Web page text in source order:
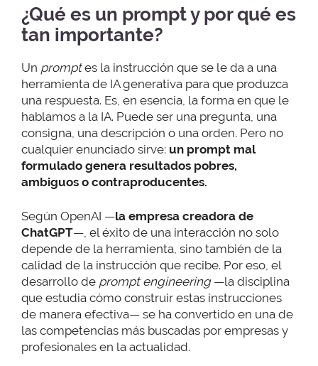
¿Qué es un prompt y por qué es
tan importante?
Un promptes la instrucción que se le da a una
herramienta de IA generativa para que produzca
una respuesta. Es, en esencia, la forma en que le
hablamos a la IA. Puede ser una pregunta, una
consigna, una descripción o una orden. Pero no
cualquier enunciado sirve: un prompt mal
formulado genera resultados pobres,
ambiguos o contraproducentes.
Según OpenAI —la empresa creadora de
ChatGPT—, el éxito de una interacción no solo
depende de la herramienta, sino también de la
calidad de la instrucción que recibe. Por eso, el
desarrollo de prompt engineering—la disciplina
que estudia cómo construir estas instrucciones
de manera efectiva— se ha convertido en una de
las competencias más buscadas por empresas y
profesionales en la actualidad.